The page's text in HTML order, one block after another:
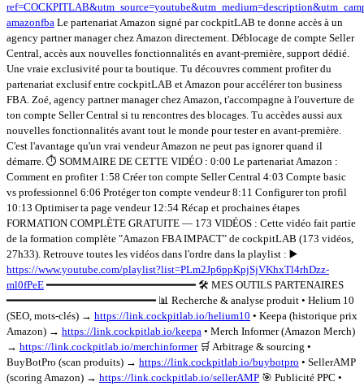
amazonfba Le partenariat Amazon signé par cockpitLAB te donne accès à un
agency partner manager chez Amazon directement. Déblocage de compte Seller
Central, accès aux nouvelles fonctionnalités en avant-première, support dédié.
Une vraie exclusivité pour ta boutique. Tu découvres comment profiter du
partenariat exclusif entre cockpitLAB et Amazon pour accélérer ton business
FBA. Zoé, agency partner manager chez Amazon, t'accompagne à l'ouverture de
ton compte Seller Central si tu rencontres des blocages. Tu accèdes aussi aux
nouvelles fonctionnalités avant tout le monde pour tester en avant-première.
C'est l'avantage qu'un vrai vendeur Amazon ne peut pas ignorer quand il
démarre. ⏱️ SOMMAIRE DE CETTE VIDÉO : 0:00 Le partenariat Amazon :
Comment en profiter 1:58 Créer ton compte Seller Central 4:03 Compte basic
vs professionnel 6:06 Protéger ton compte vendeur 8:11 Configurer ton profil
10:13 Optimiser ta page vendeur 12:54 Récap et prochaines étapes
FORMATION COMPLÈTE GRATUITE — 173 VIDÉOS : Cette vidéo fait partie
de la formation complète "Amazon FBA IMPACT" de cockpitLAB (173 vidéos,
27h33). Retrouve toutes les vidéos dans l'ordre dans la playlist : ▶️
https://www.youtube.com/playlist?list=PLm2Jp6ppKpjSjVKhxTl4rhDzz-
ml0fPeE━━━━━━━━━━━━━━━━━━━━━━━ 🛠️ MES OUTILS PARTENAIRES
━━━━━━━━━━━━━━━━━━━━━━━ 📊 Recherche & analyse produit • Helium 10
(SEO, mots-clés) → https://link.cockpitlab.io/helium10 • Keepa (historique prix
Amazon) → https://link.cockpitlab.io/keepa • Merch Informer (Amazon Merch)
→ https://link.cockpitlab.io/merchinformer🛒 Arbitrage & sourcing •
BuyBotPro (scan produits) → https://link.cockpitlab.io/buybotpro • SellerAMP
(scoring Amazon) → https://link.cockpitlab.io/sellerAMP 🎯 Publicité PPC •